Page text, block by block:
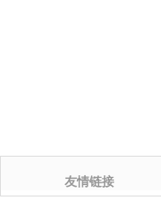
友情链接